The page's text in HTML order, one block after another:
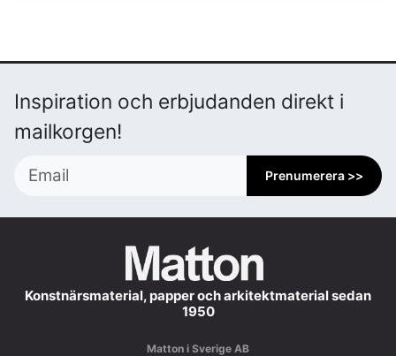
Inspiration och erbjudanden direkt i
mailkorgen!
Prenumerera >>
Konstnärsmaterial, papper och arkitektmaterial sedan
1950
Matton i Sverige AB